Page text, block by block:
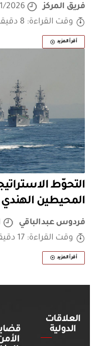
فريق المركز
2026
وقت القراءة: 8 دقيقة
أقرأ المزيد
التحوّط
المحيطين الهندي
فردوس عبدالباقي
وقت القراءة: 17 دقيقة
أقرأ المزيد
العلاقات
الدولية
قضايا
الأمن